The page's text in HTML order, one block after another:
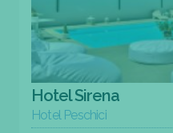
Hotel Sirena
Hotel Peschici